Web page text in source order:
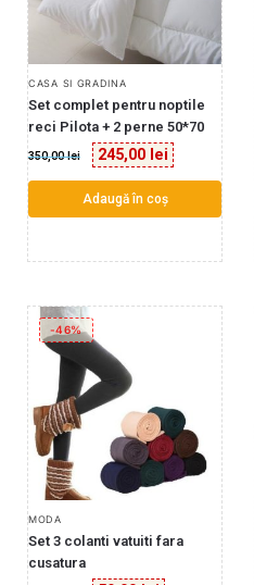
CASA SI GRADINA
Set complet pentru noptile
reci Pilota + 2 perne 50*70
350,00lei 245,00 lei
Adaugă în coș
-46%
MODA
Set 3 colanti vatuiti fara
cusatura